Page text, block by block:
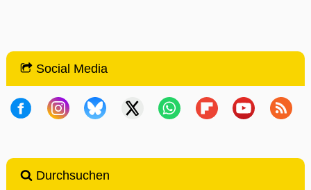
Social Media
Durchsuchen